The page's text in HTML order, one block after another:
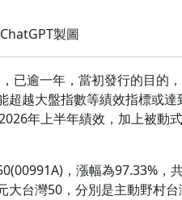
製圖
已逾一年，當初發行的目的
越大盤指數等績效指標或
年上半年績效，加上被動
，漲幅為97.33%，
台灣50，分別是主動野村